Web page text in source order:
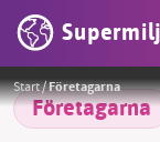
Start/Företagarna
Företagarna